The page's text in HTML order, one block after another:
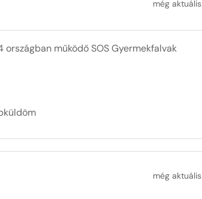
még aktuális
működő SOS Gyermekfalvak
még aktuális